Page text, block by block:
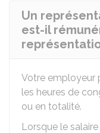
Un
est-il
Votre employeur
les heures de
ou en totalité.
Lorsque le